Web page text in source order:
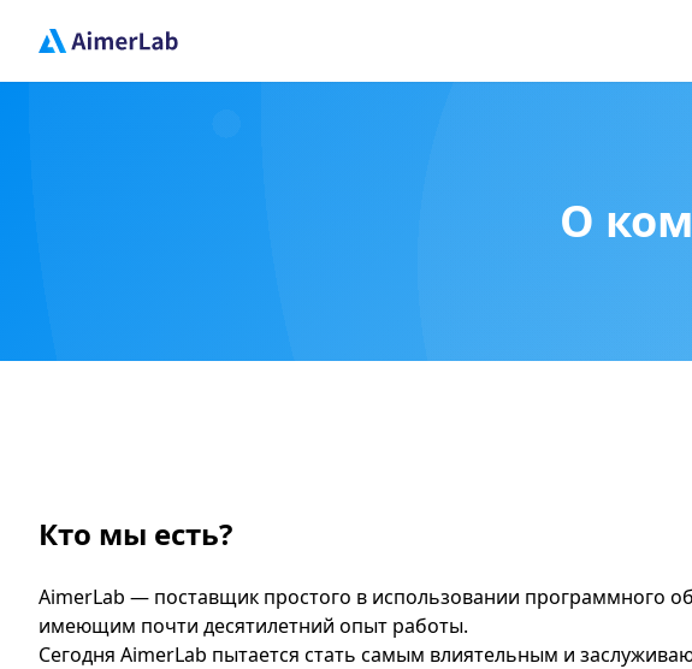
О
Кто мы есть?
AimerLab — поставщик простого в использовании программного
имеющим почти десятилетний опыт работы.
Сегодня AimerLab пытается стать самым влиятельным и